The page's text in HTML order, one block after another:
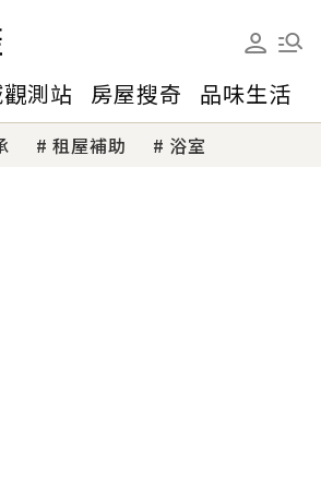
測站 房屋搜奇 品味生活
租屋補助 浴室